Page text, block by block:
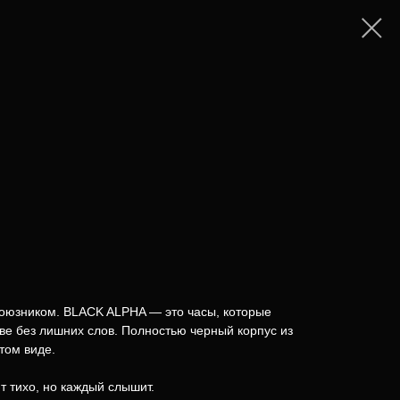
BLACK ALPHA — это часы, которые
без лишних слов. Полностью черный корпус из
виде.
тихо, но каждый слышит.